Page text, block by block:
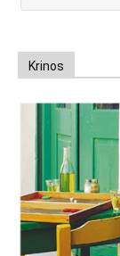
Krinos